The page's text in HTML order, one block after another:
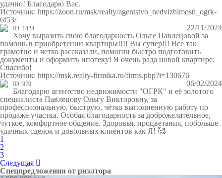
удачно! Благодарю Вас.
Источник: https://zoon.ru/msk/realty/agentstvo_nedvizhimosti_ogrk-
6f53/
22/11/2024
ID: 1424
Хочу выразить свою благодарность Ольге Павлецовой за
помощь в приобретении квартиры!!!! Вы супер!!! Все так
грамотно и четко рассказали, помогли быстро подготовить
документы и оформить ипотеку! Я очень рада новой квартире.
Спасибо!
Источник: https://msk.realty-firmika.ru/firms.php?i=130676
06/02/2024
ID: 970
Благодарю агентство недвижимости "ОГРК" и её золотого
специалиста Павлецову Ольгу Викторовну, за
профессиональную, быструю, чётко выполненную работу по
продаже участка. Особая благодарность за доброжелательное,
чуткое, комфортное общение. Здоровья, процветания, побольше
удачных сделок и довольных клиентов как Я! 🥰
1
2
3
Следущая
Спецпредложения от риэлтора